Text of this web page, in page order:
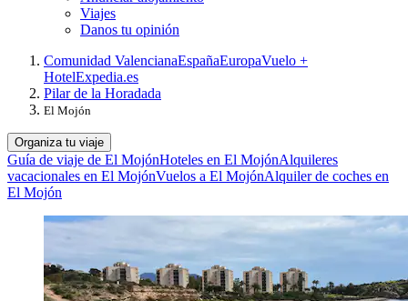
Viajes
Danos tu opinión
Comunidad ValencianaEspañaEuropaVuelo +
HotelExpedia.es
Pilar de la Horadada
El Mojón
Organiza tu viaje
Guía de viaje de El MojónHoteles en El MojónAlquileres
vacacionales en El MojónVuelos a El MojónAlquiler de coches en
El Mojón